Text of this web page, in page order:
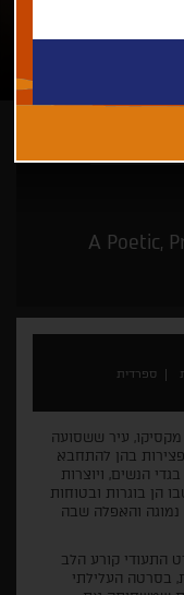
A Poetic,
ספרדית
עיר ששסועה
בהן להתחבא
הנשים, ויוצרות
הן בוגרות ובטוחות
והאפלה שבה
התעודי קורע הלב
בפסטיבל חיפה 2016. כעת, בסרטה העלילתי